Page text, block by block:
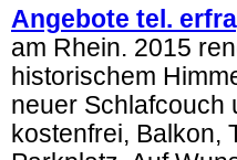
Angebote tel.
am Rhein. 2015
historischem
neuer Schlafcouch
kostenfrei, Balkon,